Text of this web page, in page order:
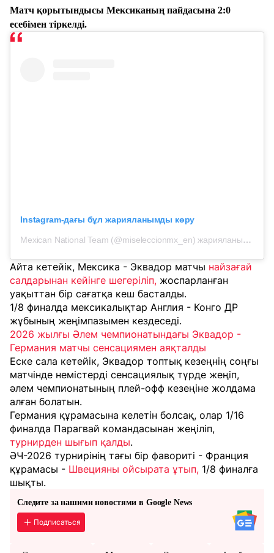
Матч қорытындысы Мексиканың пайдасына 2:0
есебімен тіркелді.
Instagram-дағы бұл жарияланымды көру
Mexican National Team (@miseleccionmx_en) жарияланымы
Айта кетейік, Мексика - Эквадор матчы найзағай
салдарынан кейінге шегеріліп, жоспарланған
уақыттан бір сағатқа кеш басталды.
1/8 финалда мексикалықтар Англия - Конго ДР
жұбының жеңімпазымен кездеседі.
2026 жылғы Әлем чемпионатындағы Эквадор -
Германия матчы сенсациямен аяқталды
Еске сала кетейік, Эквадор топтық кезеңнің соңғы
матчінде немістерді сенсациялық түрде жеңіп,
әлем чемпионатының плей-офф кезеңіне жолдама
алған болатын.
Германия құрамасына келетін болсақ, олар 1/16
финалда Парагвай командасынан жеңіліп,
турнирден шығып қалды.
ӘЧ-2026 турнирінің тағы бір фавориті - Франция
құрамасы - Швецияны ойсырата ұтып, 1/8 финалға
шықты.
Следите за нашими новостями в Google News
Подписаться